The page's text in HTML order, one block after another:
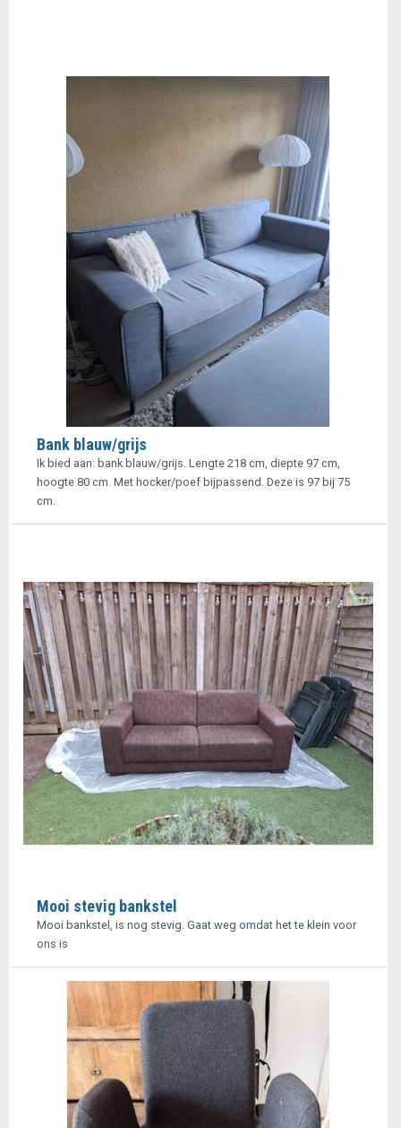
Bank blauw/grijs
Ik bied aan: bank blauw/grijs. Lengte 218 cm, diepte 97 cm,
hoogte 80 cm. Met hocker/poef bijpassend. Deze is 97 bij 75
cm.
Mooi stevig bankstel
Mooi bankstel, is nog stevig. Gaat weg omdat het te klein voor
ons is